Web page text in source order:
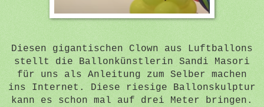
Diesen gigantischen Clown aus Luftballons
stellt die Ballonkünstlerin Sandi Masori
für uns als Anleitung zum Selber machen
ins Internet. Diese riesige Ballonskulptur
kann es schon mal auf drei Meter bringen.